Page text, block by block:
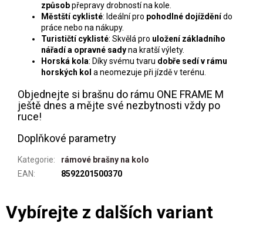
způsobpřepravy drobností na kole.
Městští cyklisté: Ideální pro pohodlné dojížděnído
práce nebo na nákupy.
Turističtí cyklisté: Skvělá pro uložení základního
nářadí a opravné sadyna kratší výlety.
Horská kola: Díky svému tvaru dobře sedí v rámu
horských kol a neomezuje při jízdě v terénu.
Objednejte si brašnu do rámu ONE FRAME M
ještě dnes a mějte své nezbytnosti vždy po
ruce!
Doplňkové parametry
Kategorie:
rámové brašny na kolo
EAN: 8592201500370